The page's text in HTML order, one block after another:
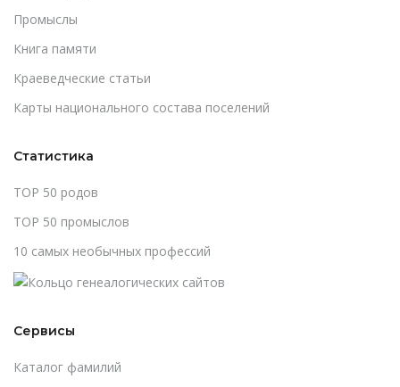
Промыслы
Книга памяти
Краеведческие статьи
Карты национального состава поселений
Статистика
TOP 50 родов
TOP 50 промыслов
10 самых необычных профессий
Сервисы
Каталог фамилий